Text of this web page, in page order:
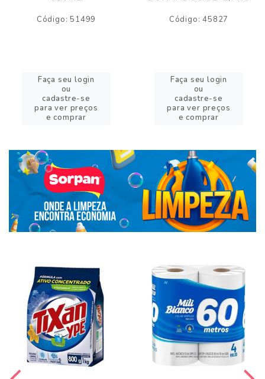
Código: 51499
Faça seu login
ou
cadastre-se
para ver preços
e comprar
Código: 45827
Faça seu login
ou
cadastre-se
para ver preços
e comprar